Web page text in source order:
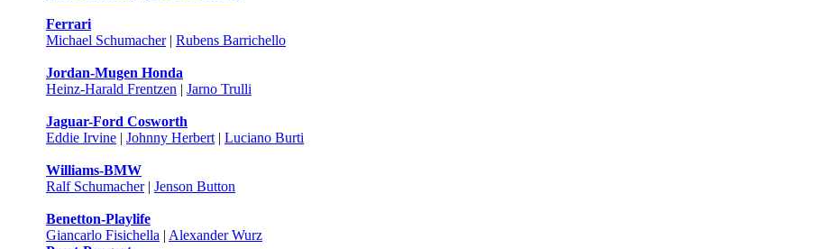
Ferrari
Michael Schumacher| Rubens Barrichello
Jordan-Mugen Honda
Heinz-Harald Frentzen | Jarno Trulli
Jaguar-Ford Cosworth
Eddie Irvine | Johnny Herbert | Luciano Burti
Williams-BMW
Ralf Schumacher| Jenson Button
Benetton-Playlife
Giancarlo Fisichella | Alexander Wurz